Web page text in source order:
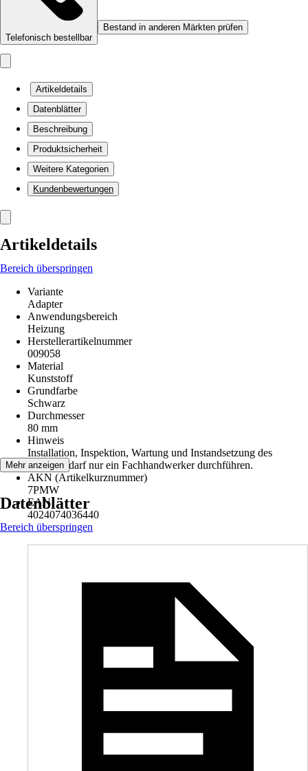
Telefonisch bestellbar
Bestand in anderen Märkten prüfen
Artikeldetails
Datenblätter
Beschreibung
Produktsicherheit
Weitere Kategorien
Kundenbewertungen
Artikeldetails
Bereich überspringen
Variante
Adapter
Anwendungsbereich
Heizung
Herstellerartikelnummer
009058
Material
Kunststoff
Grundfarbe
Schwarz
Durchmesser
80 mm
Hinweis
Installation, Inspektion, Wartung und Instandsetzung des
Produkts darf nur ein Fachhandwerker durchführen.
AKN (Artikelkurznummer)
7PMW
EAN
4024074036440
Mehr anzeigen
Datenblätter
Bereich überspringen